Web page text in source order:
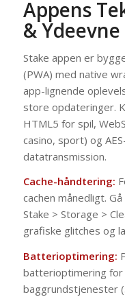
Appens
& Ydeevne
Stake appen er
(PWA) med native
app-lignende
store opdateringer.
HTML5 for spil,
casino, sport) og
datatransmission.
Cache-håndtering:
cachen månedligt.
Stake > Storage >
grafiske glitches og
Batterioptimering:
batterioptimering for
baggrundstjenester